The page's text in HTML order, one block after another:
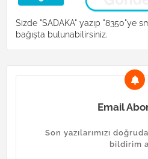
Sizde "SADAKA" yazıp "8350"ye
bağışta bulunabilirsiniz.
Email
Son yazılarımızı
bildirim